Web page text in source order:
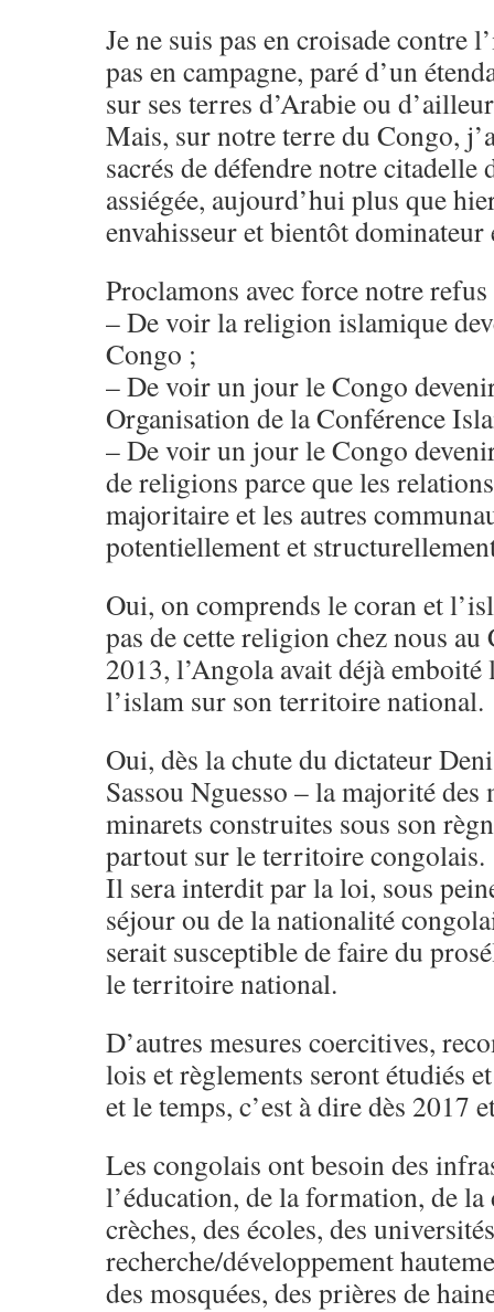
Je ne suis pas en croisade contre
pas en campagne, paré d’un
sur ses terres d’Arabie ou
Mais, sur notre terre du Congo,
sacrés de défendre notre citadelle
assiégée, aujourd’hui plus que
envahisseur et bientôt dominateur
Proclamons avec force notre refus
– De voir la religion islamique
Congo ;
– De voir un jour le Congo
Organisation de la Conférence
– De voir un jour le Congo
de religions parce que les
majoritaire et les autres
potentiellement et
Oui, on comprends le coran et
pas de cette religion chez nous au
2013, l’Angola avait déjà emboité
l’islam sur son territoire national.
Oui, dès la chute du dictateur
Sassou Nguesso – la majorité des
minarets construites sous son
partout sur le territoire congolais.
Il sera interdit par la loi, sous
séjour ou de la nationalité
serait susceptible de faire du
le territoire national.
D’autres mesures coercitives,
lois et règlements seront étudiés
et le temps, c’est à dire dès 2017
Les congolais ont besoin des
l’éducation, de la formation, de la
crèches, des écoles, des
recherche/développement
des mosquées, des prières de